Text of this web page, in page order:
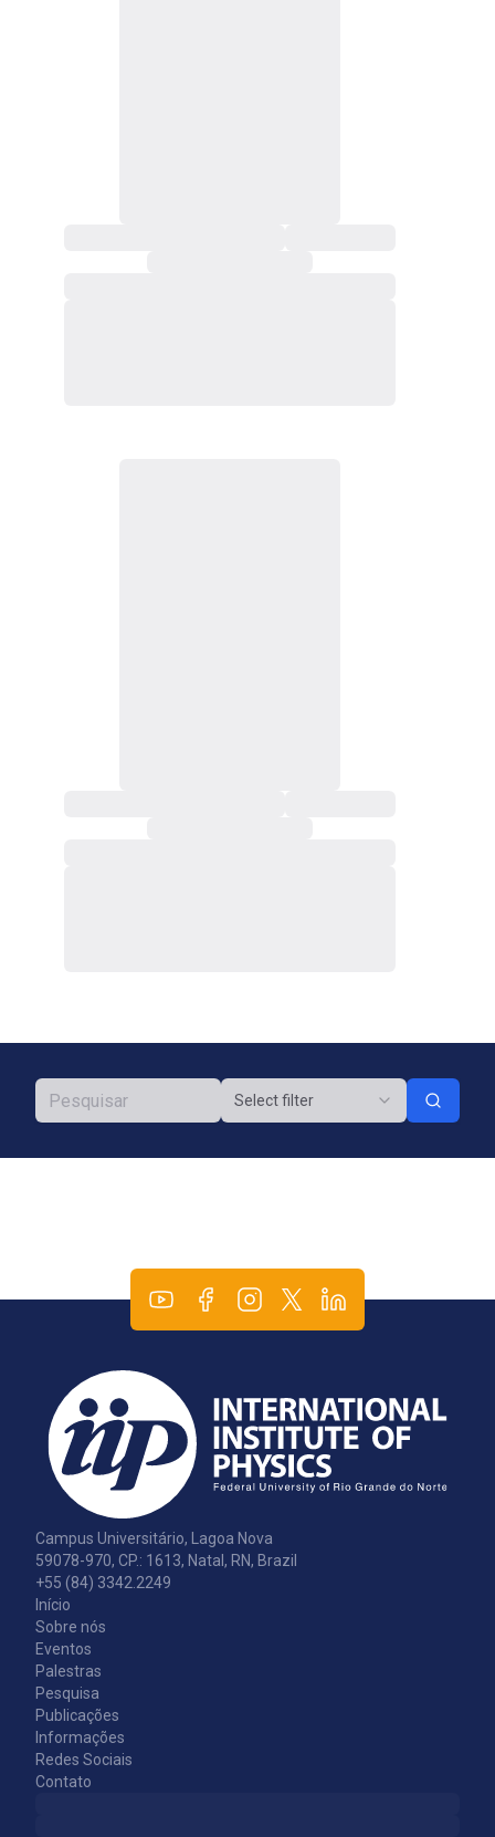
Select filter
Campus Universitário, Lagoa Nova
59078-970, CP.: 1613, Natal, RN, Brazil
+55 (84) 3342.2249
Início
Sobre nós
Eventos
Palestras
Pesquisa
Publicações
Informações
Redes Sociais
Contato